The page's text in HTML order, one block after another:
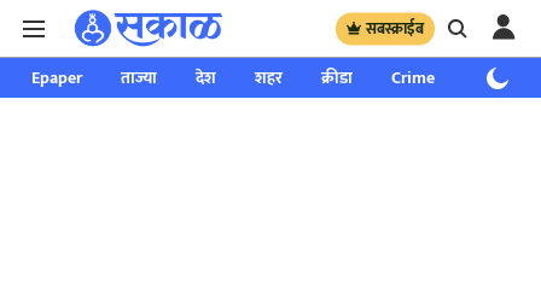
सबस्क्राईब
Epaper ताज्या देश शहर क्रीडा Crime साप्ताहिक